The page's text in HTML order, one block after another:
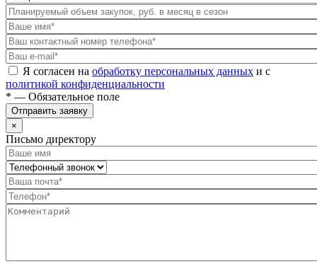
Я согласен на обработку персональных данных и с
политикой конфиденциальности
* — Обязательное поле
Отправить заявку
×
Письмо директору